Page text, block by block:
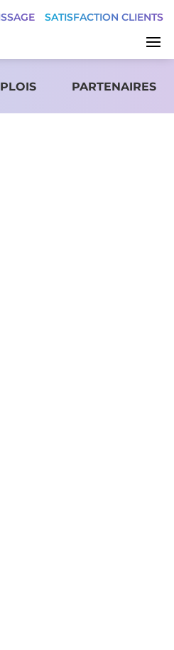
SATISFACTION CLIENTS
PARTENAIRES